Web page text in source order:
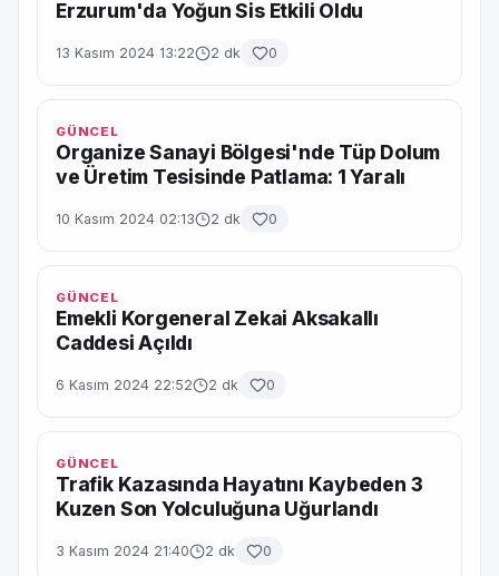
Erzurum'da Yoğun Sis Etkili Oldu
13 Kasım 2024 13:22 2 dk 0
GÜNCEL
Organize Sanayi Bölgesi'nde Tüp Dolum
ve Üretim Tesisinde Patlama: 1 Yaralı
10 Kasım 2024 02:13 2 dk 0
GÜNCEL
Emekli Korgeneral Zekai Aksakallı
Caddesi Açıldı
6 Kasım 2024 22:52 2 dk 0
GÜNCEL
Trafik Kazasında Hayatını Kaybeden 3
Kuzen Son Yolculuğuna Uğurlandı
3 Kasım 2024 21:40 2 dk 0